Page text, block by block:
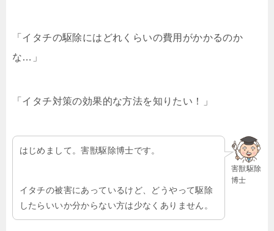
「イタチの駆除にはどれくらいの費用がかかるのか
な…」
「イタチ対策の効果的な方法を知りたい！」
害獣駆除
博士
はじめまして。害獣駆除博士です。
イタチの被害にあっているけど、どうやって駆除
したらいいか分からない方は少なくありません。